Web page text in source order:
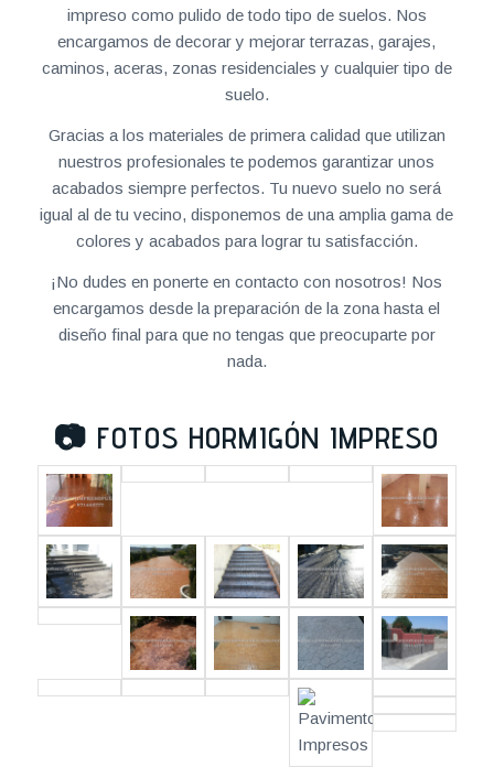
impreso como pulido de todo tipo de suelos. Nos
encargamos de decorar y mejorar terrazas, garajes,
caminos, aceras, zonas residenciales y cualquier tipo de
suelo.
Gracias a los materiales de primera calidad que utilizan
nuestros profesionales te podemos garantizar unos
acabados siempre perfectos. Tu nuevo suelo no será
igual al de tu vecino, disponemos de una amplia gama de
colores y acabados para lograr tu satisfacción.
¡No dudes en ponerte en contacto con nosotros! Nos
encargamos desde la preparación de la zona hasta el
diseño final para que no tengas que preocuparte por
nada.
📷 FOTOS HORMIGÓN IMPRESO